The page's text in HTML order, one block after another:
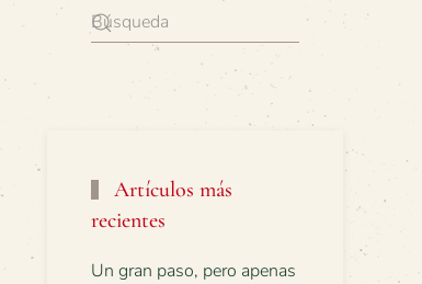
Artículos más
recientes
Un gran paso, pero apenas